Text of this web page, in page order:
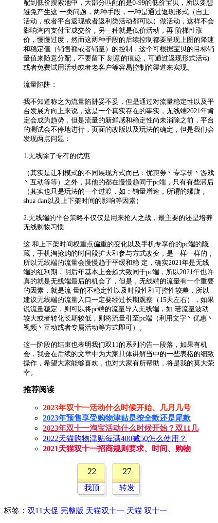
配到低价搜索池中，大部分匹配的是0-99的低价宝贝，所以要想
避免产生这 一类问题，两种手段，一种是通过返现形式（自主
活动，或者平台返现或者返利类活动都可以）做活动，这样不会
影响淘内支付宝成交价，另一种就是低价活动，再 阶梯性涨
价，慢慢过度，然而这两种手段的后续控制都要呈现上图的降速
和稳定值（销售额或者销量）的控制，这个可根据宝贝的目标销
量值来随意分配，不要留下 刻意的痕迹，可通过返现形式活动
或者免费试用活动或者老客户等容易控制的渠道来实现。
流量陷阱：
我不知道称之为流量陷阱妥不妥，但是通过对流量稳定性以及平
台发展方向上来说，这是一个真实存在的事实，无线端2021年肯
定会成为趋势，但是流量的新鲜感和稳定性尚未消除之前，平台
的测试会不停地进行，页面的改版以及玩法的确定，但是我们会
发现两点问题：
1.无线除了专有的优惠
（其实是让利模式的不同展现方式而已：优惠券丶专享价丶游戏
丶互动等等）之外，其他的都在慢慢趋同于pc端，只有有些滞后
（其实也只是玩法的一个过渡，如：销量增速，所谓的螺旋，
shua dan以及上下架时间的影响等因素）
2.无线端的平台策略不仅仅是用来抢人之战，最主要的还是培养
无线购物习惯
这 和上下架时间权重点偏重的变化以及手机专享价的pc端的隐
藏，手机淘抢购的时间段扩大和参与方式改变，是一样一样的，
所以无线端的流量会慢慢趋于平缓和稳 定，确实2021年是无线
端的红利期，明后年基本上会趋大致同于pc端，所以2021年也许
真的就是无线端最后的机会了，但是，无线端的流量有一个重要
的因素，就是流 量的不稳定性以及时段性和可控性较差，所以
建议无线端的流量入口一定要经过长期观察（15天左右），如果
说流量稳定，则可以将pc端的流量导入无线端，如 若流量波动
较大或者转化长期较低，则将流量引至pc端（利用文字丶优惠丶
视频丶互动或者专属活动等方式即可）。
这一阶段的结束也表明我们双11的系列的告一段落，如果有机
会，我会在后续的文章中为大家具体讲解当中的一些表格的细致
操作，希望大家能够喜欢，也对大家有所帮助，将是我的莫大荣
幸。
推荐阅读
2023年双十一活动什么时候开始、几月几号
2023年预售享受购物津贴是按全款还是尾款
2023年双十一淘宝活动什么时候开始？双11几
2022天猫购物津贴每满400减50怎么使用？
2021天猫双十一招商规则要求、时间、购物
22
我顶
27
转发
标签 ： 双11大促 完整版 天猫双十一 天猫 双十一